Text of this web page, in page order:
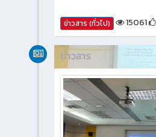
ข่าวสาร (ทั่วไป) 15061
ข่าวสาร